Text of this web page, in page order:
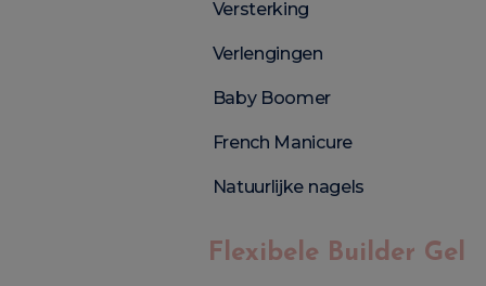
Versterking
Verlengingen
Baby Boomer
French Manicure
Natuurlijke nagels
Flexibele Builder Gel